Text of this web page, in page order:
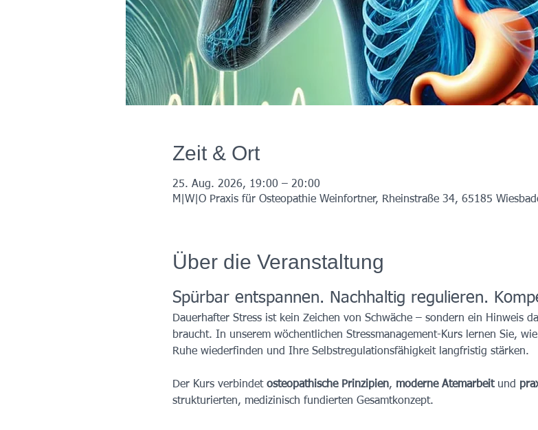
Zeit & Ort
25. Aug. 2026, 19:00 – 20:00
M|W|O Praxis für Osteopathie Weinfortner, Rheinstraße 34, 65185
Über die Veranstaltung
Spürbar entspannen. Nachhaltig regulieren.
Dauerhafter Stress ist kein Zeichen von Schwäche – sondern ein Hinweis
braucht. In unserem wöchentlichen Stressmanagement-Kurs lernen Sie,
Ruhe wiederfinden und Ihre Selbstregulationsfähigkeit langfristig stärken.
Der Kurs verbindet osteopathische Prinzipien, moderne Atemarbeit und
strukturierten, medizinisch fundierten Gesamtkonzept.